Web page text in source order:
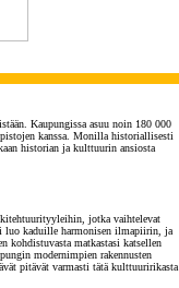
Kaupungissa asuu noin 180 000
kanssa. Monilla historiallisesti
historian ja kulttuurin ansiosta
jotka vaihtelevat
luo kaduille harmonisen ilmapiirin, ja
kohdistuvasta matkastasi katsellen
modernimpien rakennusten
pitävät varmasti tätä kulttuuririkasta